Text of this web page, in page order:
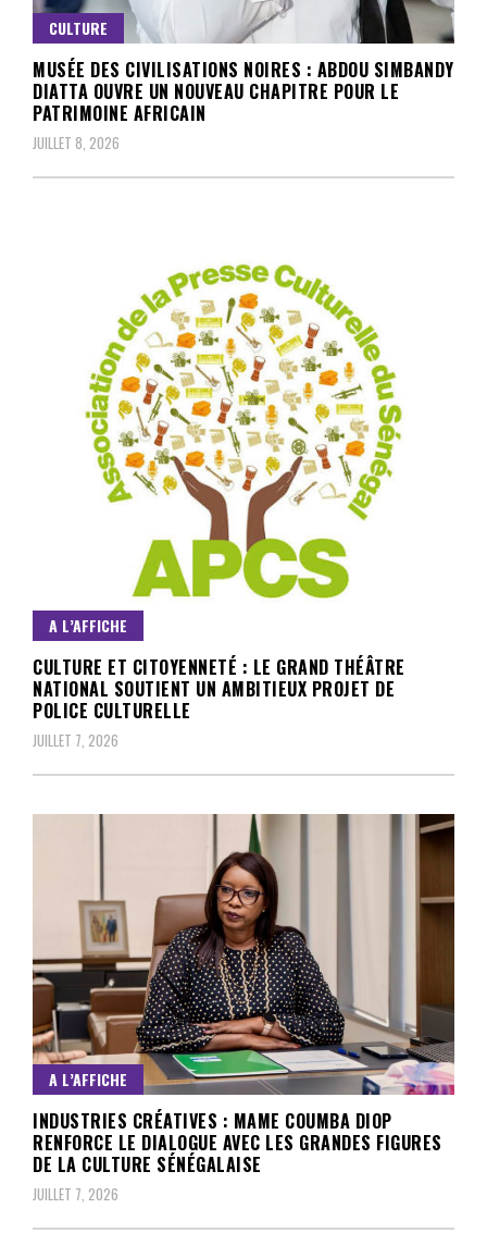
CULTURE
MUSÉE DES CIVILISATIONS NOIRES : ABDOU SIMBANDY
DIATTA OUVRE UN NOUVEAU CHAPITRE POUR LE
PATRIMOINE AFRICAIN
JUILLET 8, 2026
A L’AFFICHE
CULTURE ET CITOYENNETÉ : LE GRAND THÉÂTRE
NATIONAL SOUTIENT UN AMBITIEUX PROJET DE
POLICE CULTURELLE
JUILLET 7, 2026
A L’AFFICHE
INDUSTRIES CRÉATIVES : MAME COUMBA DIOP
RENFORCE LE DIALOGUE AVEC LES GRANDES FIGURES
DE LA CULTURE SÉNÉGALAISE
JUILLET 7, 2026